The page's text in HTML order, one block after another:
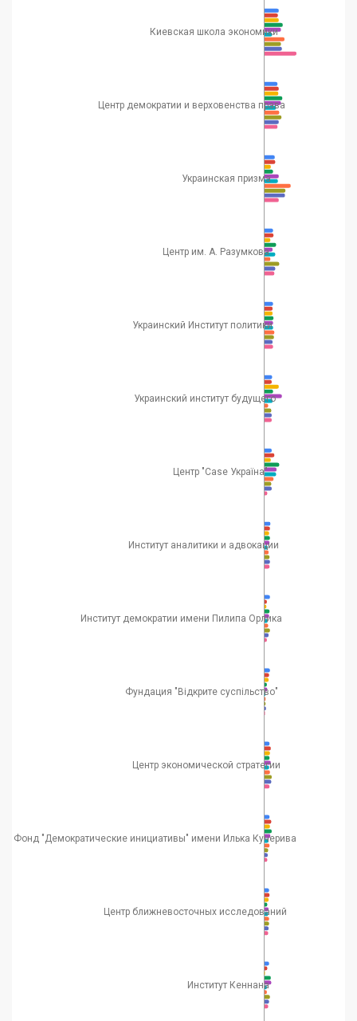
Киевская школа экономики
Центр демократии и верховенства права
Украинская призма
Центр им. А. Разумкова
Украинский Институт политики
Украинский институт будущего
Центр "Case Україна"
Институт аналитики и адвокации
Институт демократии имени Пилипа Орлика
Фундация "Відкрите суспільство"
Центр экономической стратегии
Фонд "Демократические инициативы" имени Илька Кучерива
Центр ближневосточных исследований
Институт Кеннана